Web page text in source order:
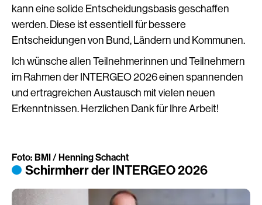
kann eine solide Entscheidungsbasis geschaffen
werden. Diese ist essentiell für bessere
Entscheidungen von Bund, Ländern und Kommunen.
Ich wünsche allen Teilnehmerinnen und Teilnehmern
im Rahmen der INTERGEO 2026 einen spannenden
und ertragreichen Austausch mit vielen neuen
Erkenntnissen. Herzlichen Dank für Ihre Arbeit!
Schirmherr der INTERGEO 2026
Foto: BMI / Henning Schacht